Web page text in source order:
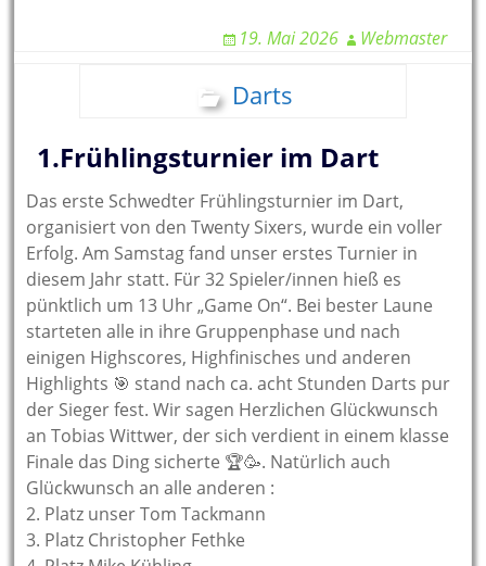
19. Mai 2026 Webmaster
Darts
1.Frühlingsturnier im Dart
Das erste Schwedter Frühlingsturnier im Dart,
organisiert von den Twenty Sixers, wurde ein voller
Erfolg. Am Samstag fand unser erstes Turnier in
diesem Jahr statt. Für 32 Spieler/innen hieß es
pünktlich um 13 Uhr „Game On“. Bei bester Laune
starteten alle in ihre Gruppenphase und nach
einigen Highscores, Highfinisches und anderen
Highlights 🎯 stand nach ca. acht Stunden Darts pur
der Sieger fest. Wir sagen Herzlichen Glückwunsch
an Tobias Wittwer, der sich verdient in einem klasse
Finale das Ding sicherte 🏆🥳. Natürlich auch
Glückwunsch an alle anderen :
2. Platz unser Tom Tackmann
3. Platz Christopher Fethke